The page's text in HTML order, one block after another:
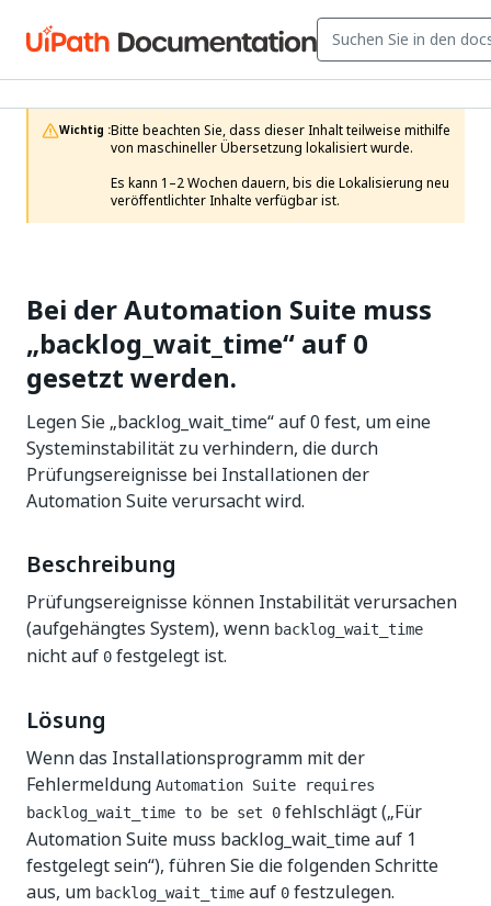
Wichtig :Bitte beachten Sie, dass dieser Inhalt teilweise mithilfe
von maschineller Übersetzung lokalisiert wurde.
Es kann 1–2 Wochen dauern, bis die Lokalisierung neu
veröffentlichter Inhalte verfügbar ist.
Bei der Automation Suite muss
„backlog_wait_time“ auf 0
gesetzt werden.
Legen Sie „backlog_wait_time“ auf 0 fest, um eine
Systeminstabilität zu verhindern, die durch
Prüfungsereignisse bei Installationen der
Automation Suite verursacht wird.
Beschreibung
Prüfungsereignisse können Instabilität verursachen
(aufgehängtes System), wenn backlog_wait_time
nicht auf 0 festgelegt ist.
Lösung
Wenn das Installationsprogramm mit der
Fehlermeldung Automation Suite requires
backlog_wait_time to be set 0 fehlschlägt („Für
Automation Suite muss backlog_wait_time auf 1
festgelegt sein“), führen Sie die folgenden Schritte
aus, um backlog_wait_time auf 0 festzulegen.